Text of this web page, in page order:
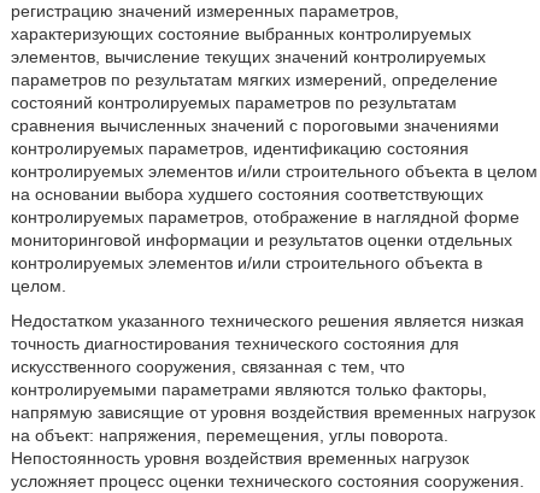
регистрацию значений измеренных параметров,
характеризующих состояние выбранных контролируемых
элементов, вычисление текущих значений контролируемых
параметров по результатам мягких измерений, определение
состояний контролируемых параметров по результатам
сравнения вычисленных значений с пороговыми значениями
контролируемых параметров, идентификацию состояния
контролируемых элементов и/или строительного объекта в целом
на основании выбора худшего состояния соответствующих
контролируемых параметров, отображение в наглядной форме
мониторинговой информации и результатов оценки отдельных
контролируемых элементов и/или строительного объекта в
целом.
Недостатком указанного технического решения является низкая
точность диагностирования технического состояния для
искусственного сооружения, связанная с тем, что
контролируемыми параметрами являются только факторы,
напрямую зависящие от уровня воздействия временных нагрузок
на объект: напряжения, перемещения, углы поворота.
Непостоянность уровня воздействия временных нагрузок
усложняет процесс оценки технического состояния сооружения.